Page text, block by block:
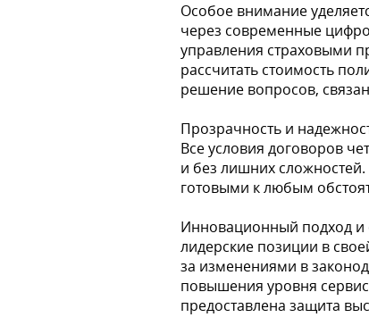
Особое внимание
через современные
управления страховыми
рассчитать стоимость
решение вопросов,
Прозрачность и
Все условия договоров
и без лишних сложностей.
готовыми к любым
Инновационный подход и
лидерские позиции в
за изменениями в
повышения уровня
предоставлена защита